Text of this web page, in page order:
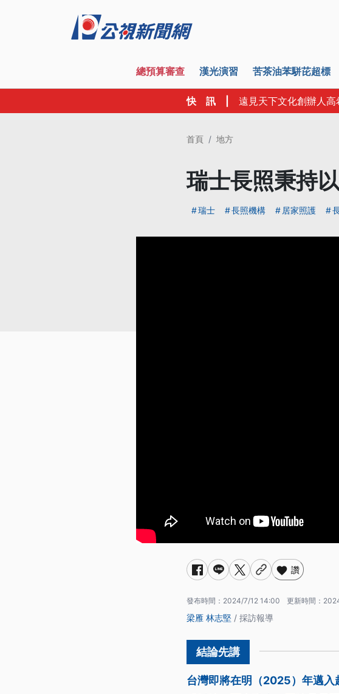
總預算審查 漢光演習 苦茶油苯駢芘超標
快 訊 遠見天下文化創辦人
首頁 地方
瑞士長照秉持
瑞士 長照機構 居家照護
讚
發布時間： 2024/7/12 14:00 更新時間：
梁雁 林志堅 / 採訪報導
台灣即將在明（2025）年邁入